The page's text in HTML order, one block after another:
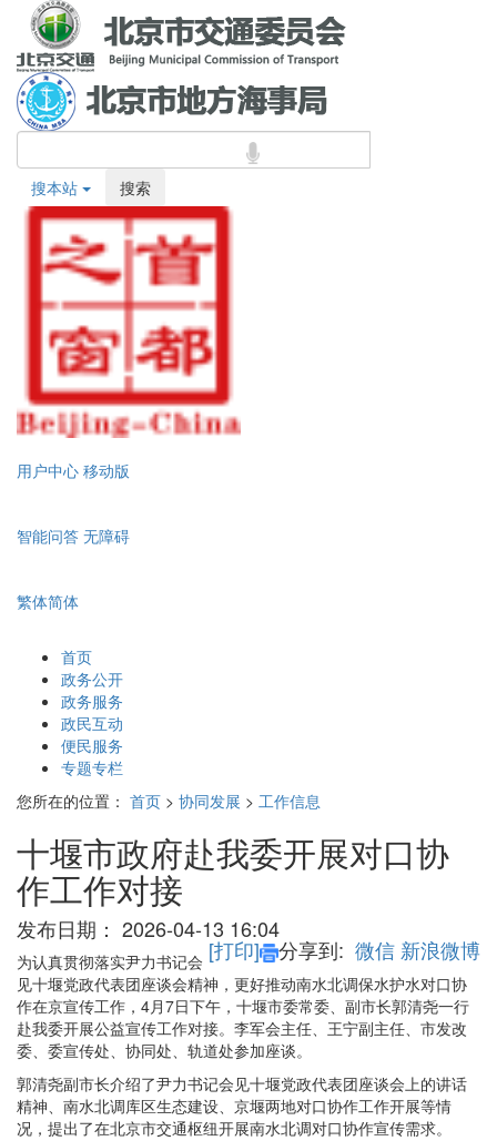
搜本站 搜索
用户中心 移动版
智能问答 无障碍
繁体简体
首页
政务公开
政务服务
政民互动
便民服务
专题专栏
您所在的位置： 首页 > 协同发展 > 工作信息
十堰市政府赴我委开展对口协
作工作对接
发布日期： 2026-04-13 16:04
[打印] 分享到: 微信 新浪微博
为认真贯彻落实尹力书记会
见十堰党政代表团座谈会精神，更好推动南水北调保水护水对口协
作在京宣传工作，4月7日下午，十堰市委常委、副市长郭清尧一行
赴我委开展公益宣传工作对接。李军会主任、王宁副主任、市发改
委、委宣传处、协同处、轨道处参加座谈。
郭清尧副市长介绍了尹力书记会见十堰党政代表团座谈会上的讲话
精神、南水北调库区生态建设、京堰两地对口协作工作开展等情
况，提出了在北京市交通枢纽开展南水北调对口协作宣传需求。